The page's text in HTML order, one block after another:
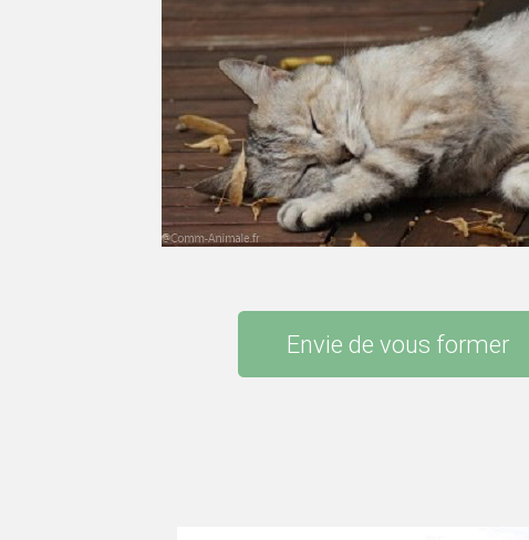
Envie de vous former